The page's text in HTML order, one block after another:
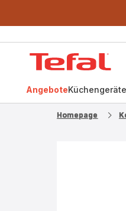
AngeboteKüchengeräte
Homepage